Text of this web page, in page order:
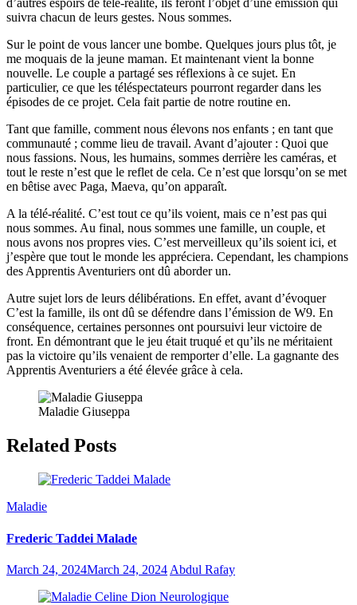
d’autres espoirs de télé-réalité, ils feront l’objet d’une émission qui
suivra chacun de leurs gestes. Nous sommes.
Sur le point de vous lancer une bombe. Quelques jours plus tôt, je
me moquais de la jeune maman. Et maintenant vient la bonne
nouvelle. Le couple a partagé ses réflexions à ce sujet. En
particulier, ce que les téléspectateurs pourront regarder dans les
épisodes de ce projet. Cela fait partie de notre routine en.
Tant que famille, comment nous élevons nos enfants ; en tant que
communauté ; comme lieu de travail. Avant d’ajouter : Quoi que
nous fassions. Nous, les humains, sommes derrière les caméras, et
tout le reste n’est que le reflet de cela. Ce n’est que lorsqu’on se met
en bêtise avec Paga, Maeva, qu’on apparaît.
A la télé-réalité. C’est tout ce qu’ils voient, mais ce n’est pas qui
nous sommes. Au final, nous sommes une famille, un couple, et
nous avons nos propres vies. C’est merveilleux qu’ils soient ici, et
j’espère que tout le monde les appréciera. Cependant, les champions
des Apprentis Aventuriers ont dû aborder un.
Autre sujet lors de leurs délibérations. En effet, avant d’évoquer
C’est la famille, ils ont dû se défendre dans l’émission de W9. En
conséquence, certaines personnes ont poursuivi leur victoire de
front. En démontrant que le jeu était truqué et qu’ils ne méritaient
pas la victoire qu’ils venaient de remporter d’elle. La gagnante des
Apprentis Aventuriers a été élevée grâce à cela.
Maladie Giuseppa
Related Posts
Maladie
Frederic Taddei Malade
March 24, 2024March 24, 2024 Abdul Rafay